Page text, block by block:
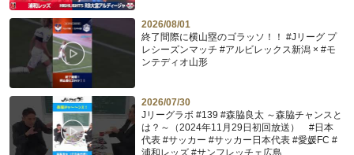
2026/08/01
終了間際に横山塁のゴラッソ！！ #Jリーグ プ
レシーズンマッチ #アルビレックス新潟 × #モ
ンテディオ山形
2026/07/30
Jリーグラボ #139 #森脇良太 ～森脇チャンスと
は？～（2024年11月29日初回放送） #日本
代表 #サッカー #サッカー日本代表 #愛媛FC #